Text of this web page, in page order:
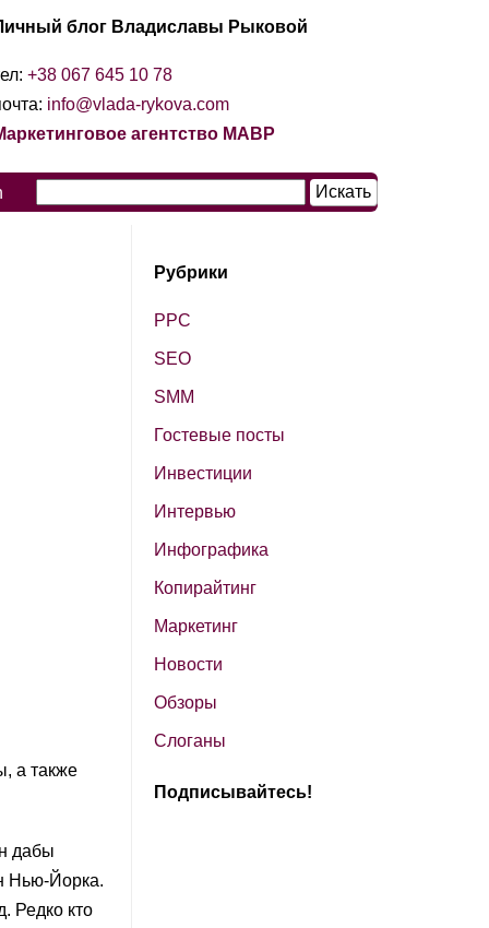
блог Владиславы Рыковой
+38 067 645 10 78
info@vlada-rykova.com
агентство МАВР
а также
дабы
Нью-Йорка.
Редко кто
Рубрики
PPC
SЕО
SМM
Гостевые посты
Инвестиции
Интервью
Инфографика
Копирайтинг
Маркетинг
Новости
Обзоры
Слоганы
Подписывайтесь!